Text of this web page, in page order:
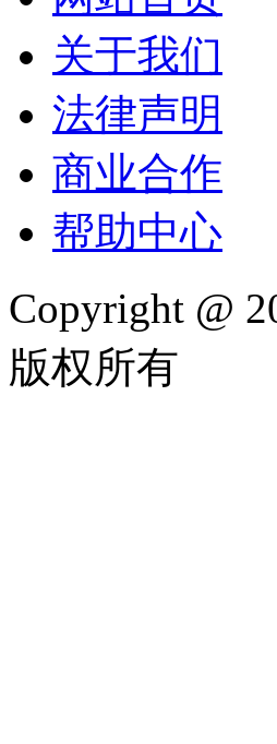
关于我们
法律声明
商业合作
帮助中心
Copyright @
版权所有